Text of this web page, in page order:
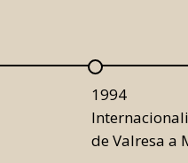
1994
de Valresa a